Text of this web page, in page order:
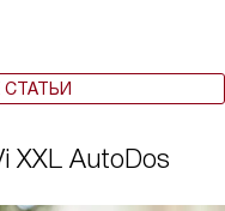
XXL AutoDos